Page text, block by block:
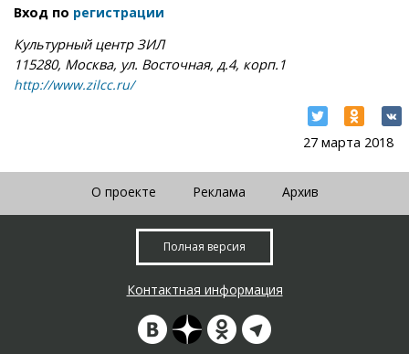
Вход по регистрации
Культурный центр ЗИЛ
115280, Москва, ул. Восточная, д.4, корп.1
http://www.zilcc.ru/
27 марта 2018
О проекте Реклама Архив
Полная версия
Контактная информация